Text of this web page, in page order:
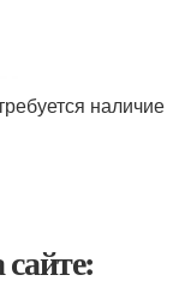
наличие